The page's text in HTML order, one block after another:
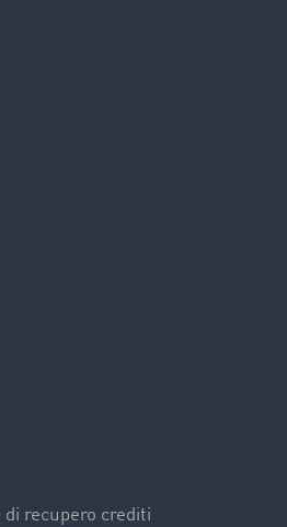
recupero crediti